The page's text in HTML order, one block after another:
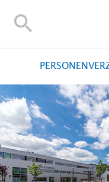
FORSCHUNG UND
ALUMNI
HOCHSCHULE
INTERNATIONAL
BESCHÄFTIGTE